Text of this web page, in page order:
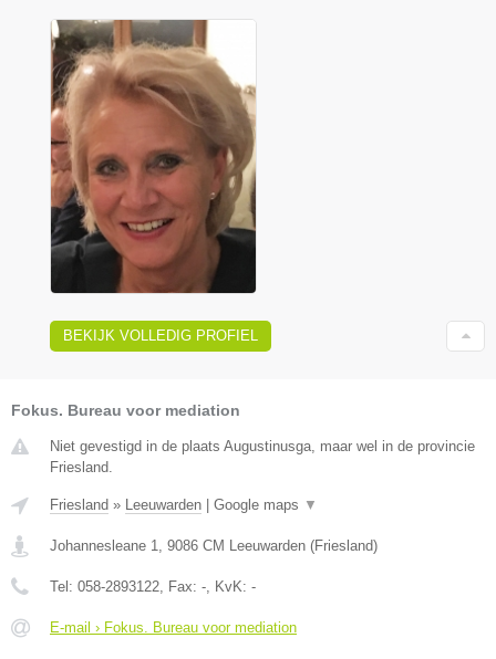
BEKIJK VOLLEDIG PROFIEL
Fokus. Bureau voor mediation
Niet gevestigd in de plaats Augustinusga, maar wel in de provincie
Friesland.
Friesland » Leeuwarden Google maps ▼
Johannesleane 1, 9086 CM Leeuwarden (Friesland)
Tel: 058-2893122, Fax: -, KvK: -
E-mail › Fokus. Bureau voor mediation